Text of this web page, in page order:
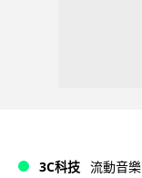
3C科技 流動音樂